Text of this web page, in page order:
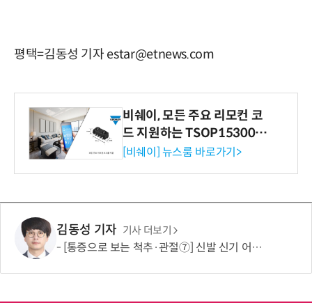
평택=김동성 기자 estar@etnews.com
비쉐이, 모든 주요 리모컨 코
드 지원하는 TSOP15300 시
리즈 IR 수신기 출시
[비쉐이] 뉴스룸 바로가기>
김동성 기자 기사 더보기
[통증으로 보는 척추·관절⑦] 신발 신기 어려운 골반 통증…고관절 질환 의심